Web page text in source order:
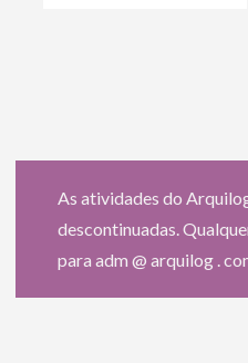
As atividades do
descontinuadas.
para adm @ arquilog .